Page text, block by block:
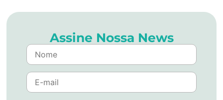
Assine Nossa News